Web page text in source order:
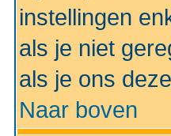
instellingen
als je niet
als je ons
Naar boven